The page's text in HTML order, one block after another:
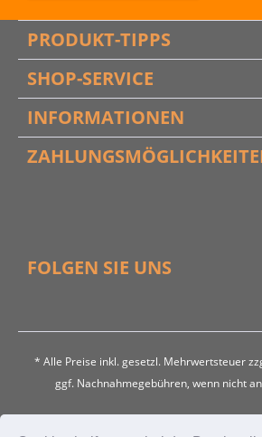
PRODUKT-TIPPS
SHOP-SERVICE
INFORMATIONEN
FOLGEN SIE UNS
* Alle Preise inkl. gesetzl. Mehrwertsteuer
ggf. Nachnahmegebühren, wenn nicht